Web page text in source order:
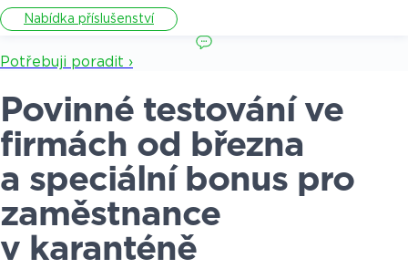
Nabídka příslušenství
Potřebuji poradit ›
Povinné testování ve
firmách od března
a speciální bonus pro
zaměstnance
v karanténě